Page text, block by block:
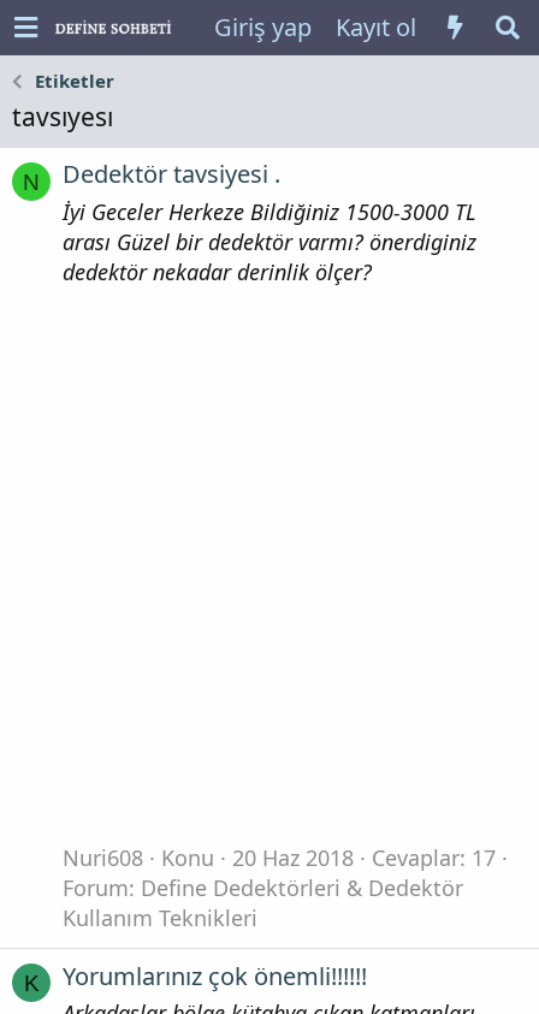
Giriş yap Kayıt ol
Etiketler
tavsıyesı
N Dedektör tavsiyesi .
İyi Geceler Herkeze Bildiğiniz 1500-3000 TL
arası Güzel bir dedektör varmı? önerdiginiz
dedektör nekadar derinlik ölçer?
Nuri608 Konu 20 Haz 2018
Cevaplar: 17
Forum: Define Dedektörleri & Dedektör
Kullanım Teknikleri
K Yorumlarınız çok önemli!!!!!!